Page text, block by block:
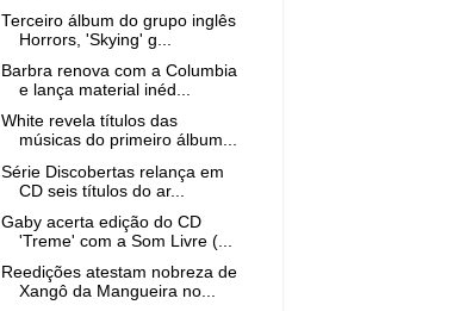
Terceiro álbum do grupo inglês
Horrors, 'Skying' g...
Barbra renova com a Columbia
e lança material inéd...
White revela títulos das
músicas do primeiro álbum...
Série Discobertas relança em
CD seis títulos do ar...
Gaby acerta edição do CD
'Treme' com a Som Livre (...
Reedições atestam nobreza de
Xangô da Mangueira no...